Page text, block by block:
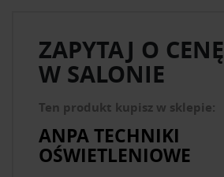
ZAPYTAJ O CENĘ
W SALONIE
Ten produkt kupisz w sklepie:
ANPA TECHNIKI
OŚWIETLENIOWE